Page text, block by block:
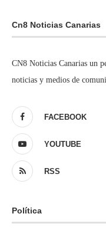
Cn8 Noticias Canarias
CN8 Noticias Canarias un
noticias y medios de
FACEBOOK
YOUTUBE
RSS
Política